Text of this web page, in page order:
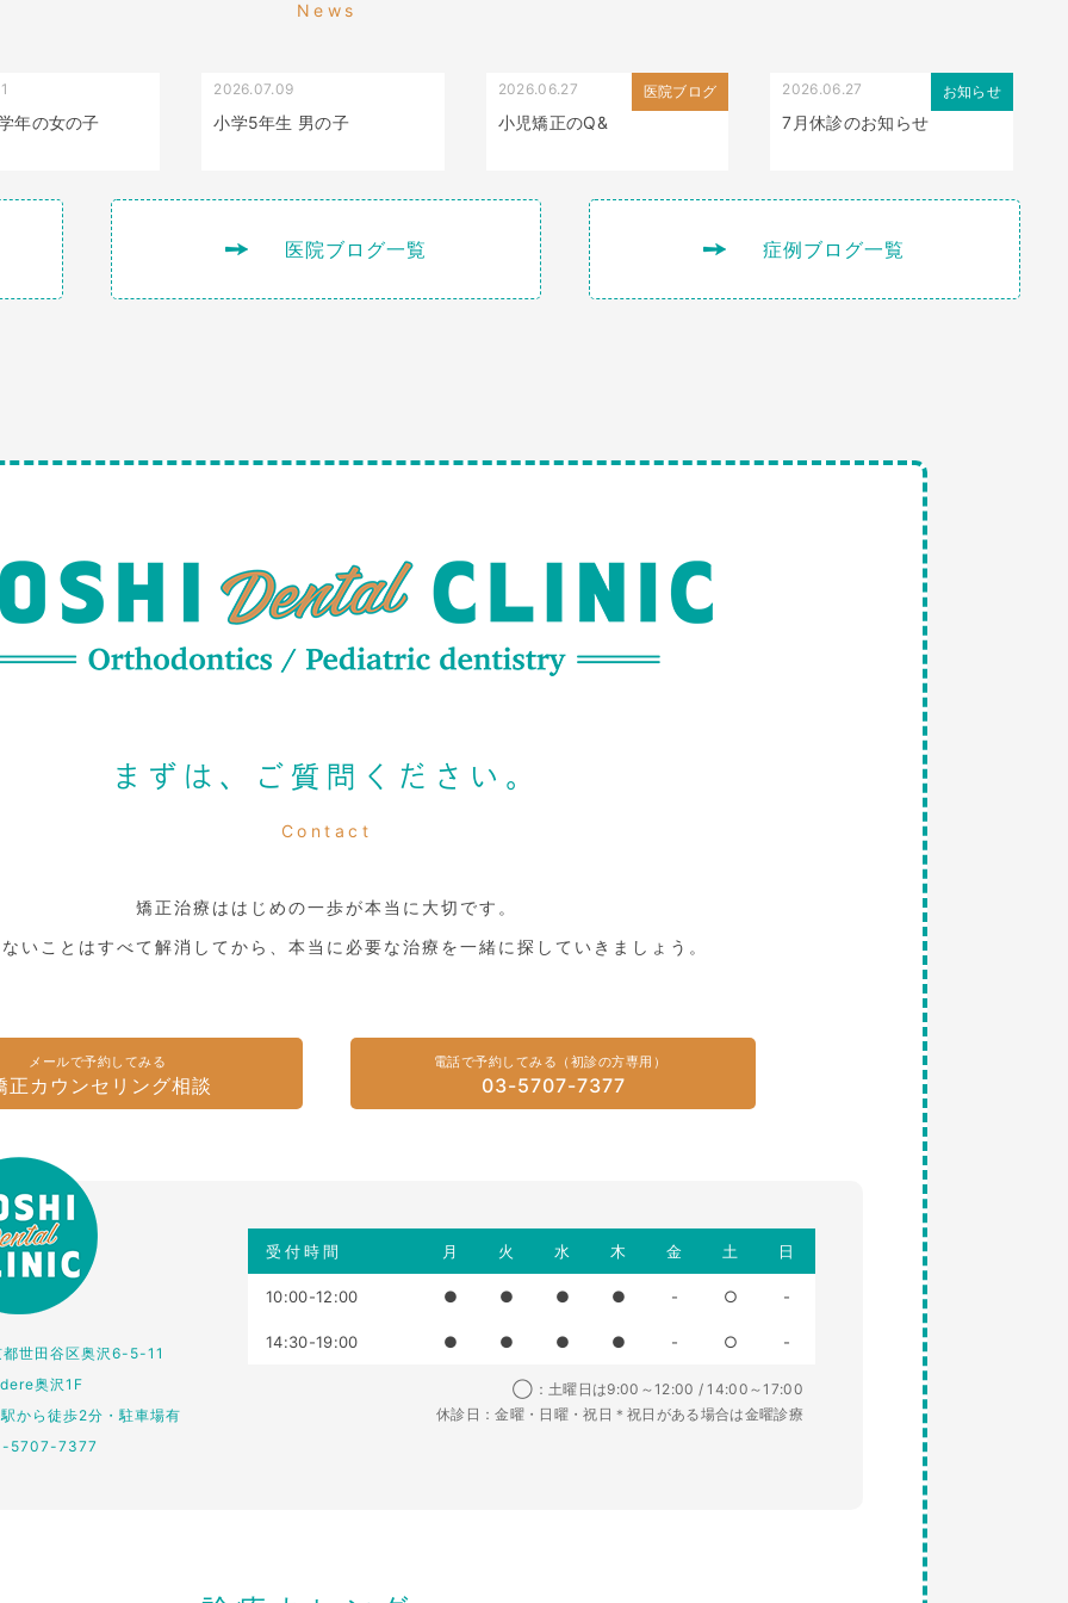
News
年の女の子
2026.07.09
小学5年生 男の子
医院ブログ
2026.06.27
小児矯正のQ&
お知らせ
2026.06.27
7月休診のお知らせ
医院ブログ一覧 症例ブログ一覧
まずは、ご質問ください。
Contact
矯正治療ははじめの一歩が本当に大切です。
いことはすべて解消してから、本当に必要な治療を一緒に探していきましょう。
メールで予約してみる
正カウンセリング相談
電話で予約してみる（初診の方専用）
03-5707-7377
世田谷区奥沢6-5-11
奥沢1F
から徒歩2分・駐車場有
5707-7377
受付時間 月 火 水 木 金 土 日
10:00-12:00 ● ● ● ● - ○ -
14:30-19:00 ● ● ● ● - ○ -
◯：土曜日は9:00～12:00 / 14:00～17:00
休診日：金曜・日曜・祝日＊祝日がある場合は金曜診療